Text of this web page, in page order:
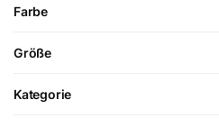
Farbe
Größe
Kategorie